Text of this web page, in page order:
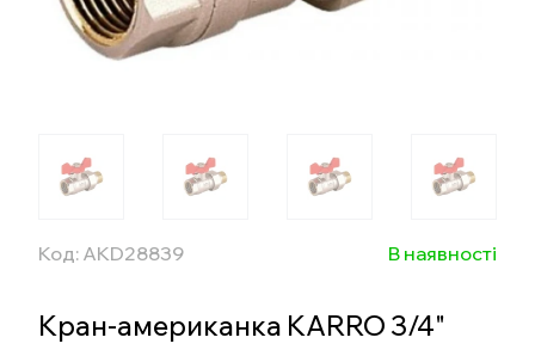
Код: AKD28839 В наявності
Кран-американка KARRO 3/4"